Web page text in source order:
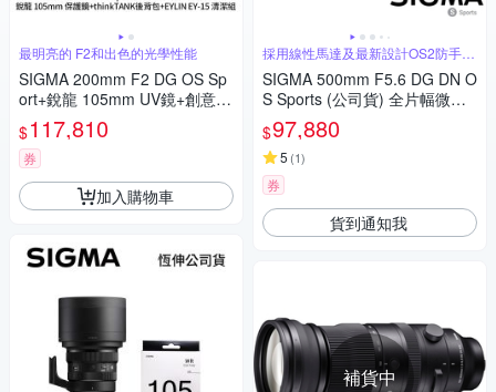
最明亮的 F2和出色的光學性能
SIGMA 200mm F2 DG OS Sp
ort+銳龍 105mm UV鏡+創意坦
克 DarkLight 14L 後背包+EYLI
N EY-15清潔組 For SONY E-m
ount (公司貨)
$117,810
券
加入購物車
採用線性馬達及最新設計OS2防手震
系統
SIGMA 500mm F5.6 DG DN O
S Sports (公司貨) 全片幅微單
眼鏡頭 超望遠定焦鏡頭 運動 飛
羽攝影 拍鳥
$97,880
5 (1)
券
貨到通知我
補貨中